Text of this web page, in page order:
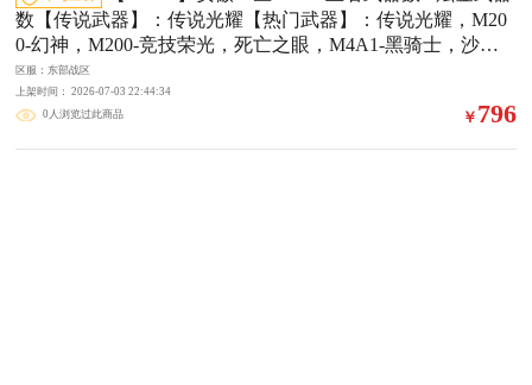
数【传说武器】：传说光耀【热门武器】：传说光耀，M20
0-幻神，M200-竞技荣光，死亡之眼，M4A1-黑骑士，沙鹰-
修罗【王者炫金武器】：高爆手雷-雷霆王者，烟雾弹-雷霆
王者，炫金黑龙，炫金毁灭，炫金修罗【音效卡】：屠龙-电
竞之星-竞星跃动音效卡，Barrett-毁灭音效卡，HK417-朱雀-
电竞之星-竞星跃动音效卡【皮肤】：裁决-羽掣 皮肤，裁决-
区服：东部战区
上架时间： 2026-07-03 22:44:34
0人浏览过此商品
￥ 796